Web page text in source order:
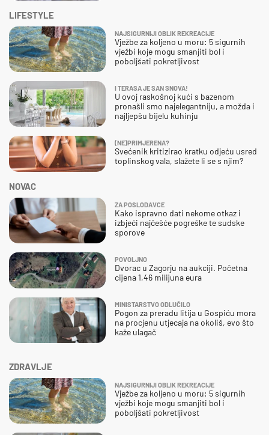
ZDRAVLJE
NAJSIGURNIJI OBLIK REKREACIJE
Vježbe za koljeno u moru: 5 sigurnih
vježbi koje mogu smanjiti bol i
poboljšati pokretljivost
NOVAC
ZA POSLODAVCE
Kako ispravno dati nekome otkaz i
izbjeći najčešće pogreške te sudske
sporove
POVOLJNO
Dvorac u Zagorju na aukciji. Početna
cijena 1,46 milijuna eura
MINISTARSTVO ODLUČILO
Pogon za preradu litija u Gospiću mora
na procjenu utjecaja na okoliš, evo što
kaže ulagač
LIFESTYLE
NAJSIGURNIJI OBLIK REKREACIJE
Vježbe za koljeno u moru: 5 sigurnih
vježbi koje mogu smanjiti bol i
poboljšati pokretljivost
I TERASA JE SAN SNOVA!
U ovoj raskošnoj kući s bazenom
pronašli smo najelegantniju, a možda i
najljepšu bijelu kuhinju
(NE)PRIMJERENA?
Svećenik kritizirao kratku odjeću usred
toplinskog vala, slažete li se s njim?